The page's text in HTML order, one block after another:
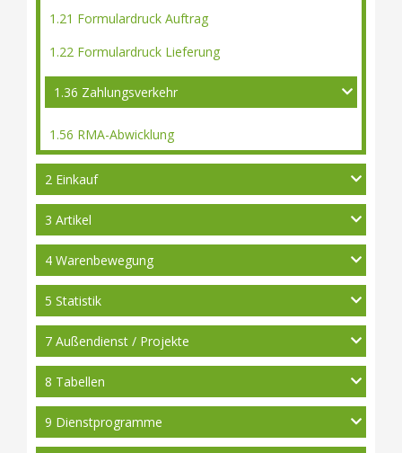
1.21 Formulardruck Auftrag
1.22 Formulardruck Lieferung
1.36 Zahlungsverkehr
1.56 RMA-Abwicklung
2 Einkauf
3 Artikel
4 Warenbewegung
5 Statistik
7 Außendienst / Projekte
8 Tabellen
9 Dienstprogramme